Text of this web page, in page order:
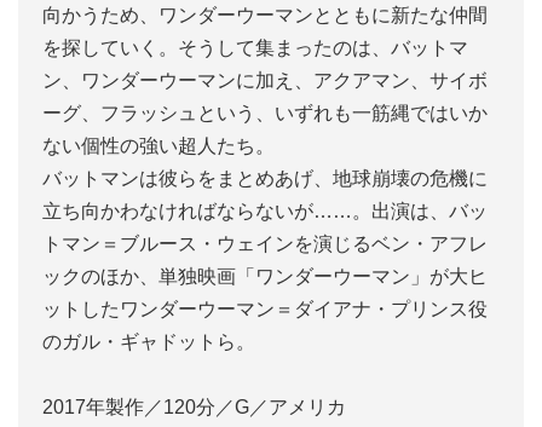
向かうため、ワンダーウーマンとともに新たな仲間
を探していく。そうして集まったのは、バットマ
ン、ワンダーウーマンに加え、アクアマン、サイボ
ーグ、フラッシュという、いずれも一筋縄ではいか
ない個性の強い超人たち。
バットマンは彼らをまとめあげ、地球崩壊の危機に
立ち向かわなければならないが……。出演は、バッ
トマン＝ブルース・ウェインを演じるベン・アフレ
ックのほか、単独映画「ワンダーウーマン」が大ヒ
ットしたワンダーウーマン＝ダイアナ・プリンス役
のガル・ギャドットら。
2017年製作／120分／G／アメリカ